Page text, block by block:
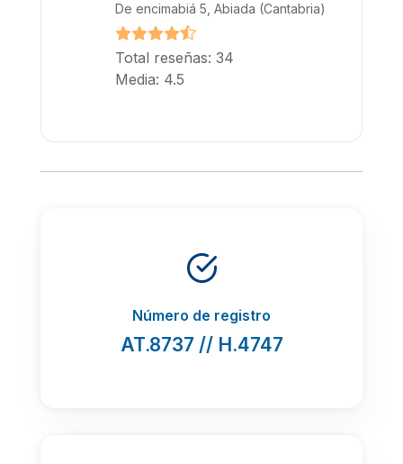
De encimabiá 5, Abiada (Cantabria)
Total reseñas: 34
Media: 4.5
Número de registro
AT.8737 // H.4747